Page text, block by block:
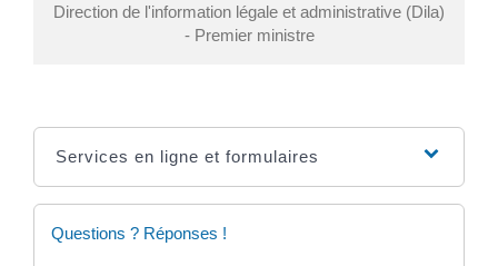
Direction de l'information légale et administrative (Dila)
- Premier ministre
Services en ligne et formulaires
Questions ? Réponses !